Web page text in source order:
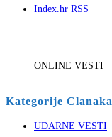
Index.hr RSS
ONLINE VESTI
Kategorije Clanaka
UDARNE VESTI